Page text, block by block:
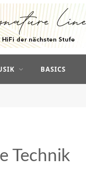
BASICS
Technik